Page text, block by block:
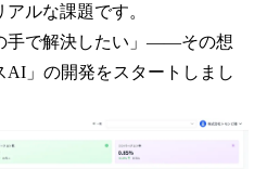
ルな課題です。
手で解決したい」——その想
AI」の開発をスタートしまし